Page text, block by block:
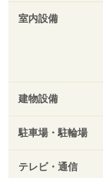
室内設備
建物設備
駐車場・駐輪場
テレビ・通信